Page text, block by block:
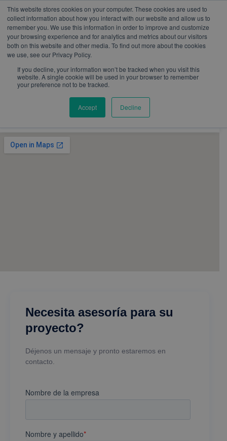
This website stores cookies on your computer. These cookies are used to
collect information about how you interact with our website and allow us to
remember you. We use this information in order to improve and customize
your browsing experience and for analytics and metrics about our visitors
both on this website and other media. To find out more about the cookies
we use, see our Privacy Policy.
If you decline, your information won’t be tracked when you visit this
website. A single cookie will be used in your browser to remember
your preference not to be tracked.
Accept Decline
h
a
t
s
a
p
a
c
e
b
o
o
k
o
u
t
u
b
e
n
s
t
a
g
r
a
m
i
n
k
e
d
i
n
mercadeo@eib.esinventor.comWhatsApp:+57
3103229640PBX: + 601 342 80 45
Necesita asesoría para su
proyecto?
Déjenos un mensaje y pronto estaremos en
contacto.